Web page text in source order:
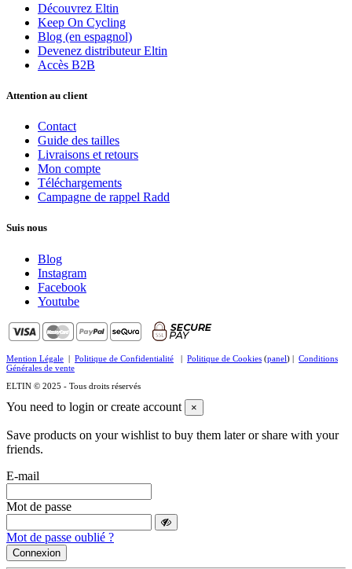
Découvrez Eltin
Keep On Cycling
Blog (en espagnol)
Devenez distributeur Eltin
Accès B2B
Attention au client
Contact
Guide des tailles
Livraisons et retours
Mon compte
Téléchargements
Campagne de rappel Radd
Suis nous
Blog
Instagram
Facebook
Youtube
Mention Légale | Politique de Confidentialité | Politique de Cookies (panel) | Conditions
Générales de vente
ELTIN © 2025 - Tous droits réservés
You need to login or create account ×
Save products on your wishlist to buy them later or share with your
friends.
E-mail
Mot de passe
Mot de passe oublié ?
Connexion